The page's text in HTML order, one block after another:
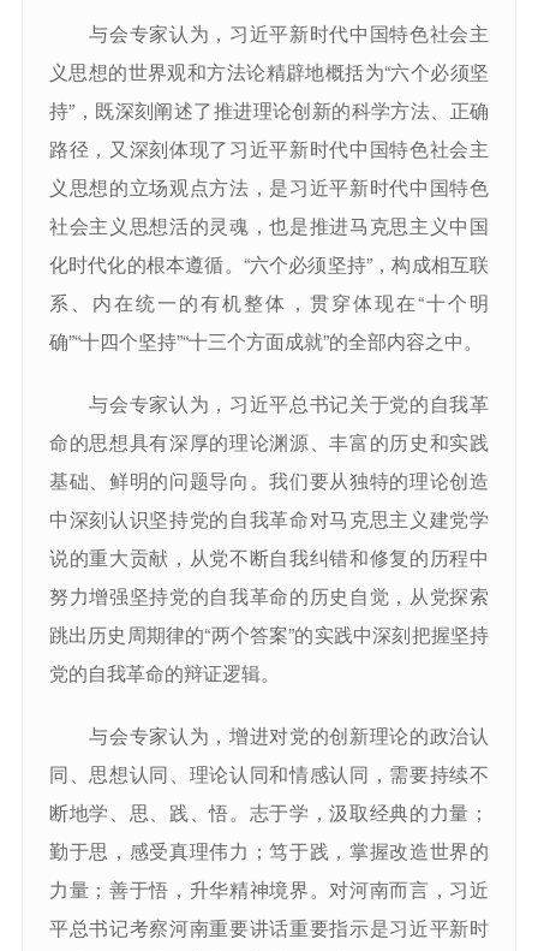
与会专家认为，习近平新时代中国特色社会主
义思想的世界观和方法论精辟地概括为“六个必须坚
持”，既深刻阐述了推进理论创新的科学方法、正确
路径，又深刻体现了习近平新时代中国特色社会主
义思想的立场观点方法，是习近平新时代中国特色
社会主义思想活的灵魂，也是推进马克思主义中国
化时代化的根本遵循。“六个必须坚持”，构成相互联
系、内在统一的有机整体，贯穿体现在“十个明
确”“十四个坚持”“十三个方面成就”的全部内容之中。
与会专家认为，习近平总书记关于党的自我革
命的思想具有深厚的理论渊源、丰富的历史和实践
基础、鲜明的问题导向。我们要从独特的理论创造
中深刻认识坚持党的自我革命对马克思主义建党学
说的重大贡献，从党不断自我纠错和修复的历程中
努力增强坚持党的自我革命的历史自觉，从党探索
跳出历史周期律的“两个答案”的实践中深刻把握坚持
党的自我革命的辩证逻辑。
与会专家认为，增进对党的创新理论的政治认
同、思想认同、理论认同和情感认同，需要持续不
断地学、思、践、悟。志于学，汲取经典的力量；
勤于思，感受真理伟力；笃于践，掌握改造世界的
力量；善于悟，升华精神境界。对河南而言，习近
平总书记考察河南重要讲话重要指示是习近平新时